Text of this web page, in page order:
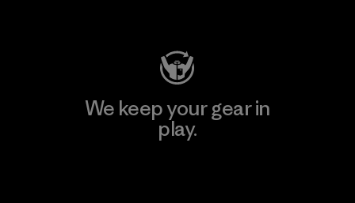
We keep your gear in
play.